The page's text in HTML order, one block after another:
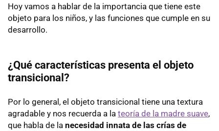
Hoy vamos a hablar de la importancia que tiene este
objeto para los niños, y las funciones que cumple en su
desarrollo.
¿Qué características presenta el objeto
transicional?
Por lo general, el objeto transicional tiene una textura
agradable y nos recuerda a la teoría de la madre suave,
que habla de la necesidad innata de las crías de